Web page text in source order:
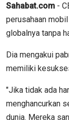
Sahabat.com -
perusahaan
globalnya tanpa
Dia mengakui
memiliki
"Jika tidak ada
menghancurkan
dunia. Mereka